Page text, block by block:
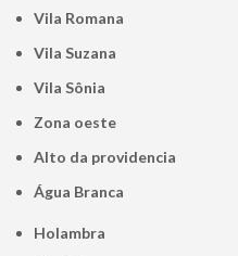
Vila Romana
Vila Suzana
Vila Sônia
Zona oeste
alto da providencia
Água Branca
Holambra